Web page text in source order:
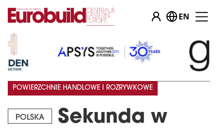
EN
POLSKA
Sekunda w
POWIERZCHNIE HANDLOWE I ROZRYWKOWE